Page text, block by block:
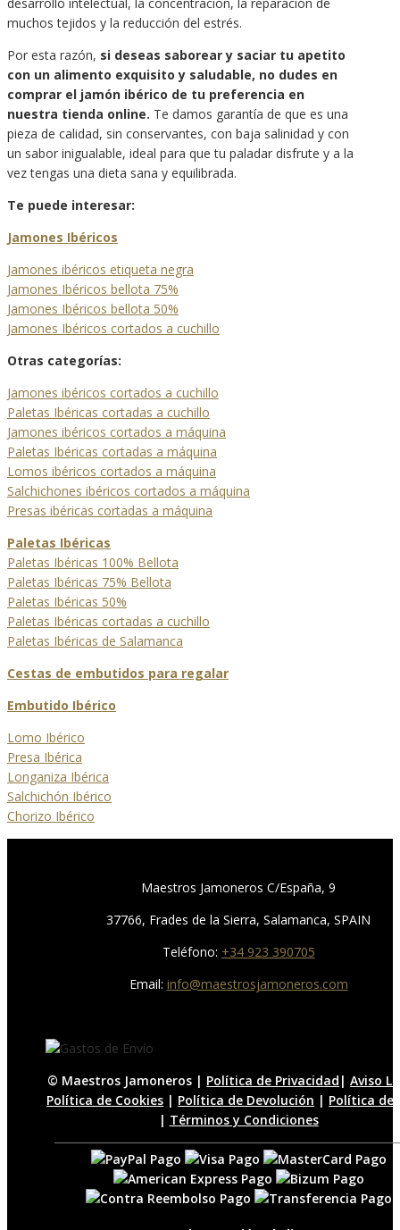
muchos tejidos y la reducción del estrés.
Por esta razón, si deseas saborear y saciar tu apetito
con un alimento exquisito y saludable, no dudes en
comprar el jamón ibérico de tu preferencia en
nuestra tienda online. Te damos garantía de que es una
pieza de calidad, sin conservantes, con baja salinidad y con
un sabor inigualable, ideal para que tu paladar disfrute y a la
vez tengas una dieta sana y equilibrada.
Te puede interesar:
Jamones Ibéricos
Jamones ibéricos etiqueta negra
Jamones Ibéricos bellota 75%
Jamones Ibéricos bellota 50%
Jamones Ibéricos cortados a cuchillo
Otras categorías:
Jamones ibéricos cortados a cuchillo
Paletas Ibéricas cortadas a cuchillo
Jamones ibéricos cortados a máquina
Paletas Ibéricas cortadas a máquina
Lomos ibéricos cortados a máquina
Salchichones ibéricos cortados a máquina
Presas ibéricas cortadas a máquina
Paletas Ibéricas
Paletas Ibéricas 100% Bellota
Paletas Ibéricas 75% Bellota
Paletas Ibéricas 50%
Paletas Ibéricas cortadas a cuchillo
Paletas Ibéricas de Salamanca
Cestas de embutidos para regalar
Embutido Ibérico
Lomo Ibérico
Presa Ibérica
Longaniza Ibérica
Salchichón Ibérico
Chorizo Ibérico
Maestros Jamoneros C/España, 9
37766, Frades de la Sierra, Salamanca, SPAIN
Teléfono: +34 923 390705
Email: info@maestrosjamoneros.com
© Maestros Jamoneros | Política de Privacidad |Aviso
Política de Cookies | Política de Devolución | Política de
| Términos y Condiciones